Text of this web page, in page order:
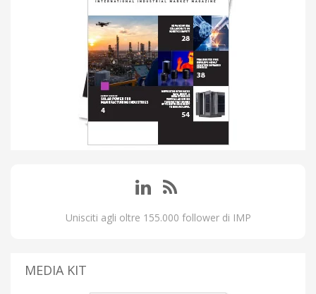
Unisciti agli oltre 155.000 follower di IMP
MEDIA KIT